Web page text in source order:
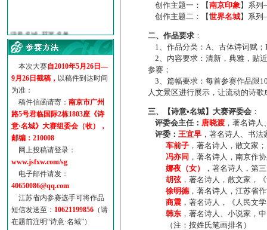
·【诗意·名城】地铁展示作...
诗意名城·地铁时间
参赛作品多达5000多首
“诗意·名城”晒诗会
特别通知--致广大诗词爱好...
本次大赛自2010年5月26日—
9月26日截稿， 以稿件到达时间
为准：
稿件信函请寄： 南京市广州
路5号君临国际2栋1803座《诗
意·名城》大赛组委会（收），
邮编：210008
网上投稿请登录：
www.jsfxw.com/sg
电子邮件请发：
40650086@qq.com
江苏省内参赛选手可将作品
短信发送至： 10621199856 （请
在题前注明“诗意·名城”）
创作主题一：【南京印象】系
创作主题二：【世界名城】系
二、作品要求 ：
1、作品分类：A、古体诗词赋；
2、内容要求：清新，典雅，贴
参赛；
3、篇幅要求：每首参赛作品限
人文景区进行展示，让流动的诗
三、【诗意•名城】大赛评委会 ：
评委会主任： 唐晓渡 ，著名诗
评委： 王宜早 ，著名诗人、书
车前子 ，著名诗人，散文家；
冯亦同 ，著名诗人，南京作
娜夜（女）
，著名诗人，第
胡弦，著名诗人，散文家，
徐明德，著名诗人，江苏省
商震 ，著名诗人，《人民文
韩东 ，著名诗人、小说家，
（注：按姓氏笔画排名）